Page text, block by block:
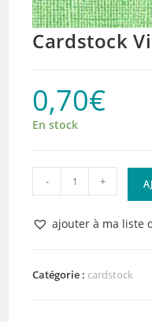
Cardstock
0,70€
En stock
quantité
de
Cardstock
Vintage
- +
ajouter à ma liste
Catégorie : cardstock